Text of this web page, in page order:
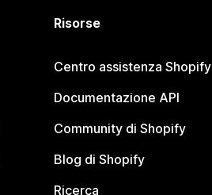
Risorse
Centro assistenza Shopify
Documentazione API
Community di Shopify
Blog di Shopify
Ricerca